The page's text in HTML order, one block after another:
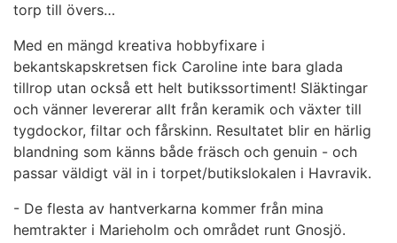
torp till övers…
Med en mängd kreativa hobbyfixare i
bekantskapskretsen fick Caroline inte bara glada
tillrop utan också ett helt butikssortiment! Släktingar
och vänner levererar allt från keramik och växter till
tygdockor, filtar och fårskinn. Resultatet blir en härlig
blandning som känns både fräsch och genuin - och
passar väldigt väl in i torpet/butikslokalen i Havravik.
- De flesta av hantverkarna kommer från mina
hemtrakter i Marieholm och området runt Gnosjö.